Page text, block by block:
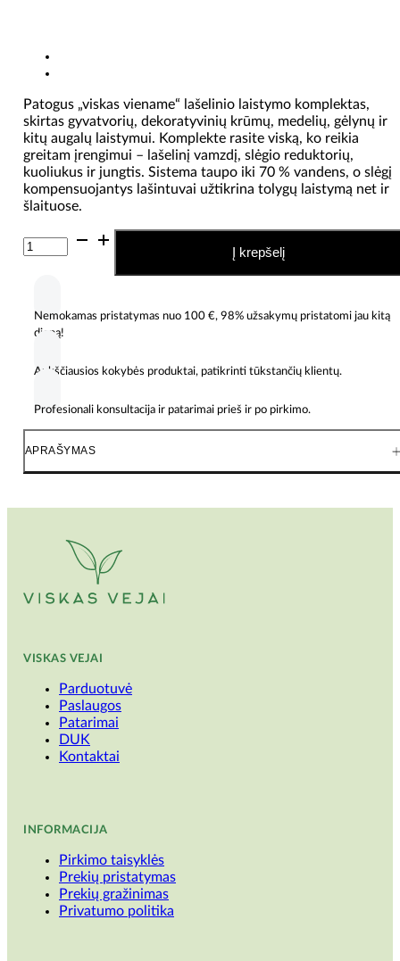
Patogus „viskas viename“ lašelinio laistymo komplektas,
skirtas gyvatvorių, dekoratyvinių krūmų, medelių, gėlynų ir
kitų augalų laistymui. Komplekte rasite viską, ko reikia
greitam įrengimui – lašelinį vamzdį, slėgio reduktorių,
kuoliukus ir jungtis. Sistema taupo iki 70 % vandens, o slėgį
kompensuojantys lašintuvai užtikrina tolygų laistymą net ir
šlaituose.
produkto
kiekis:
laistymo
rinkinys
30
Į krepšelį
Nemokamas pristatymas nuo 100 €, 98% užsakymų pristatomi jau kitą
dieną!
Aukščiausios kokybės produktai, patikrinti tūkstančių klientų.
Profesionali konsultacija ir patarimai prieš ir po pirkimo.
APRAŠYMAS
VISKAS VEJAI
Parduotuvė
Paslaugos
Patarimai
DUK
Kontaktai
INFORMACIJA
Pirkimo taisyklės
Prekių pristatymas
Prekių gražinimas
Privatumo politika